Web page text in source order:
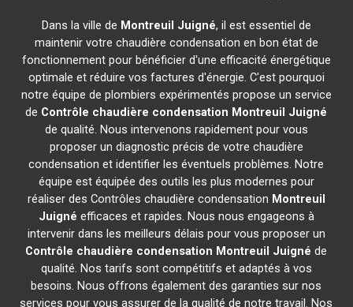
Dans la ville de Montreuil Juigné, il est essentiel de
maintenir votre chaudière condensation en bon état de
fonctionnement pour bénéficier d'une efficacité énergétique
optimale et réduire vos factures d'énergie. C'est pourquoi
notre équipe de plombiers expérimentés propose un service
de Contrôle chaudière condensation Montreuil Juigné
de qualité. Nous intervenons rapidement pour vous
proposer un diagnostic précis de votre chaudière
condensation et identifier les éventuels problèmes. Notre
équipe est équipée des outils les plus modernes pour
réaliser des Contrôles chaudière condensation Montreuil
Juigné efficaces et rapides. Nous nous engageons à
intervenir dans les meilleurs délais pour vous proposer un
Contrôle chaudière condensation Montreuil Juigné de
qualité. Nos tarifs sont compétitifs et adaptés à vos
besoins. Nous offrons également des garanties sur nos
services pour vous assurer de la qualité de notre travail. Nos